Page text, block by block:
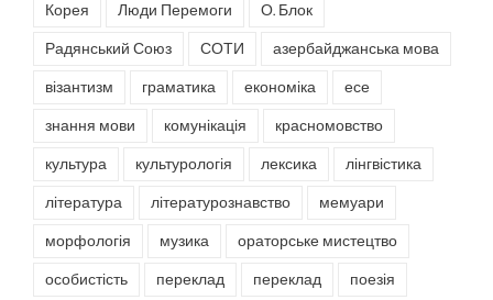
Корея Люди Перемоги О. Блок
Радянський Союз СОТИ азербайджанська мова
візантизм граматика економіка есе
знання мови комунікація красномовство
культура культурологія лексика лінгвістика
література літературознавство мемуари
морфологія музика ораторське мистецтво
особистість переклад переклад поезія